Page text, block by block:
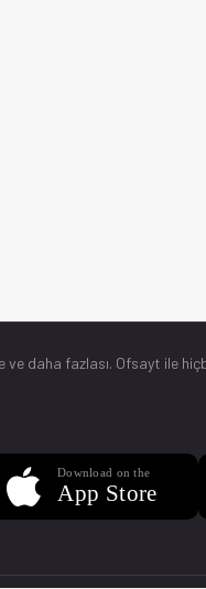
daha fazlası. Ofsayt ile